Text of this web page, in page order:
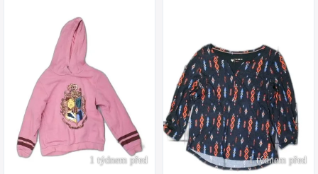
1 týdnem před 1 týdnem před